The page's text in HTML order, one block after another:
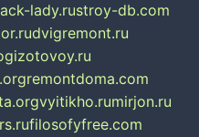
lady.rustroy-db.com
dvigremont.ru
remontdoma.com
vyitikho.rumirjon.ru
filosofyfree.com